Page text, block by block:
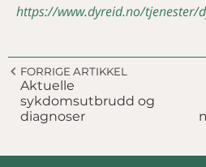
https://www.dyreid.no/tjenester/
FORRIGE ARTIKKEL
Aktuelle
sykdomsutbrudd og
diagnoser